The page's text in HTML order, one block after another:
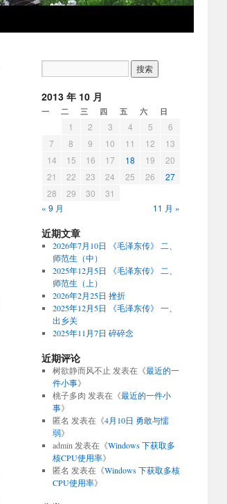
2013 年 10 月
一 二 三 四 五 六 日
1 2 3 4 5
6
7
8 9 10 11 12
13
14
15 16 17 18 19
20
21
22 23 24 25 26
27
28
29 30
31
« 9 月
11 月 »
近期文章
2026年7月10日 《毛泽东传》 二、
师范生（中）
2025年12月5日 《毛泽东传》 二、
师范生（上）
2026年2月25日 挫折
2025年12月5日 《毛泽东传》 一、
出乡关
2025年11月7日 碎碎念
近期评论
树欲静而风不止 发表在《最近的一
件小事》
桃子多肉 发表在《最近的一件小
事》
匿名 发表在《4月10日 勇敢与懦
弱》
admin 发表在《Windows 下获取多
核CPU使用率》
匿名 发表在《Windows 下获取多核
CPU使用率》